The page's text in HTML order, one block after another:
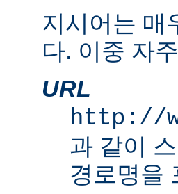
지시어는 매
다. 이중 자
URL
http://
과 같이
경로명을